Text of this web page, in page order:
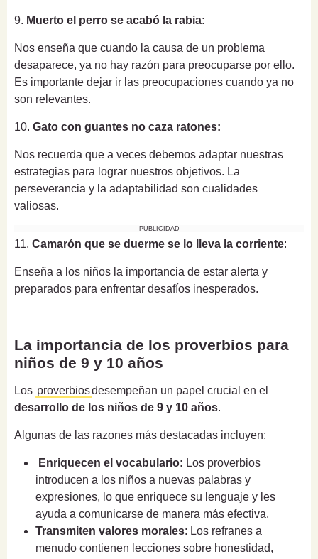
9. Muerto el perro se acabó la rabia:
Nos enseña que cuando la causa de un problema
desaparece, ya no hay razón para preocuparse por ello.
Es importante dejar ir las preocupaciones cuando ya no
son relevantes.
10. Gato con guantes no caza ratones:
Nos recuerda que a veces debemos adaptar nuestras
estrategias para lograr nuestros objetivos. La
perseverancia y la adaptabilidad son cualidades
valiosas.
PUBLICIDAD
11. Camarón que se duerme se lo lleva la corriente:
Enseña a los niños la importancia de estar alerta y
preparados para enfrentar desafíos inesperados.
La importancia de los proverbios para
niños de 9 y 10 años
Los proverbiosdesempeñan un papel crucial en el
desarrollo de los niños de 9 y 10 años.
Algunas de las razones más destacadas incluyen:
Enriquecen el vocabulario: Los proverbios
introducen a los niños a nuevas palabras y
expresiones, lo que enriquece su lenguaje y les
ayuda a comunicarse de manera más efectiva.
Transmiten valores morales: Los refranes a
menudo contienen lecciones sobre honestidad,